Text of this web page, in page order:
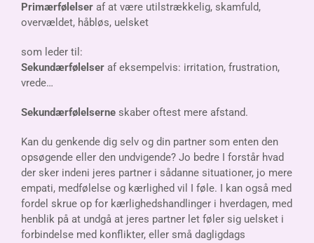
Primærfølelseraf at være utilstrækkelig, skamfuld,
overvældet, håbløs, uelsket
som leder til:
Sekundærfølelseraf eksempelvis: irritation, frustration,
vrede…
Sekundærfølelserneskaber oftest mere afstand.
Kan du genkende dig selv og din partner som enten den
opsøgende eller den undvigende? Jo bedre I forstår hvad
der sker indeni jeres partner i sådanne situationer, jo mere
empati, medfølelse og kærlighed vil I føle. I kan også med
fordel skrue op for kærlighedshandlinger i hverdagen, med
henblik på at undgå at jeres partner let føler sig uelsket i
forbindelse med konflikter, eller små dagligdags